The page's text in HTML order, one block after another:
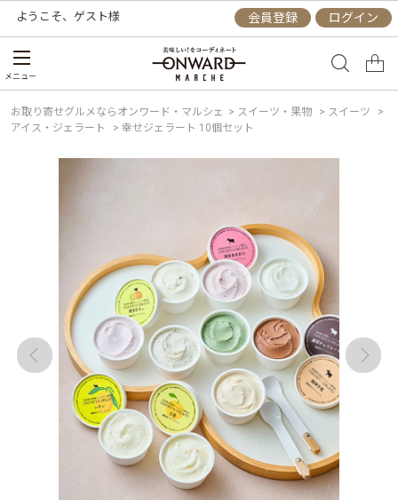
ようこそ、 ゲスト様 会員登録 ログイン
メニュー
お取り寄せグルメならオンワード・マルシェ > スイーツ・果物 > スイーツ
>
アイス・ジェラート
> 幸せジェラート 10個セット